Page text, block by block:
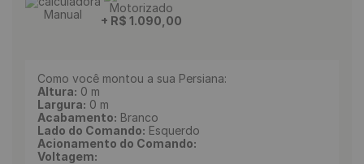
Manual
Motorizado
+ R$ 1.090 00
Como você montou a sua Persiana:
Altura: 0 m
Largura: 0 m
Acabamento: Branco
Lado do Comando: Esquerdo
Acionamento do Comando:
Voltagem: